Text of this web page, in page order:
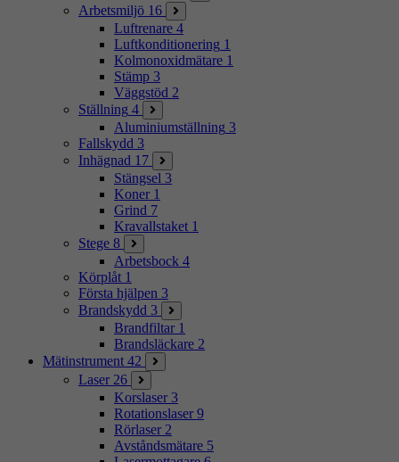
Arbetsmiljö 16
Luftrenare 4
Luftkonditionering 1
Kolmonoxidmätare 1
Stämp 3
Väggstöd 2
Ställning 4
Aluminiumställning 3
Fallskydd 3
Inhägnad 17
Stängsel 3
Koner 1
Grind 7
Kravallstaket 1
Stege 8
Arbetsbock 4
Körplåt 1
Första hjälpen 3
Brandskydd 3
Brandfiltar 1
Brandsläckare 2
Mätinstrument 42
Laser 26
Korslaser 3
Rotationslaser 9
Rörlaser 2
Avståndsmätare 5